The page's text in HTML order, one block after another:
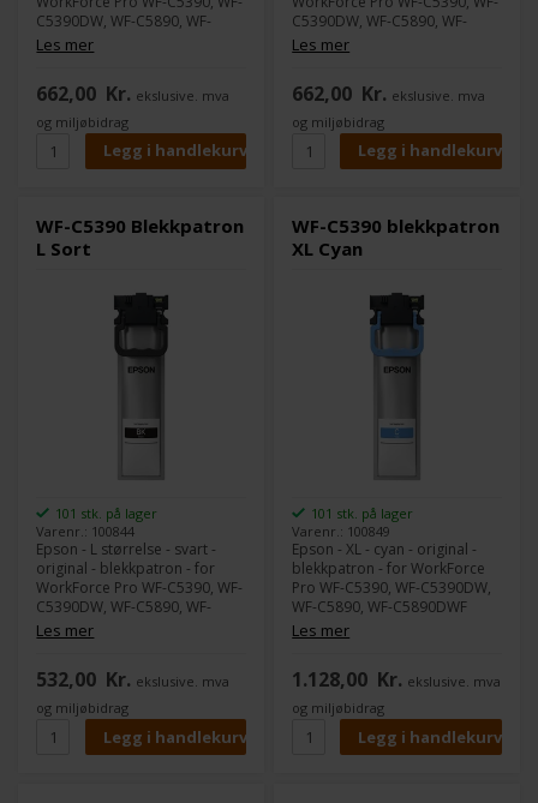
C5390DW, WF-C5890, WF-
C5890DWF
Les mer
662,00 Kr. ekslusive. mva
og miljøbidrag
C5390DW, WF-C5890, WF-
C5890DWF
Les mer
662,00 Kr. ekslusive. mva
og miljøbidrag
WF-C5390 Blekkpatron
L Sort
101 stk. på lager
Varenr.: 100844
Epson - L størrelse - svart -
original - blekkpatron - for
WorkForce Pro WF-C5390, WF-
C5390DW, WF-C5890, WF-
C5890DWF
Les mer
532,00 Kr. ekslusive. mva
og miljøbidrag
WF-C5390 blekkpatron
XL Cyan
101 stk. på lager
Varenr.: 100849
Epson - XL - cyan - original -
blekkpatron - for WorkForce
Pro WF-C5390, WF-C5390DW,
WF-C5890, WF-C5890DWF
Les mer
1.128,00 Kr. ekslusive. mva
og miljøbidrag